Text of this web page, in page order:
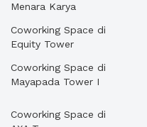
Menara Karya
Coworking Space di
Equity Tower
Coworking Space di
Mayapada Tower I
Coworking Space di